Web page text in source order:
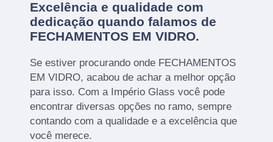
Excelência e qualidade com
dedicação quando falamos de
FECHAMENTOS EM VIDRO.
Se estiver procurando onde FECHAMENTOS
EM VIDRO, acabou de achar a melhor opção
para isso. Com a Império Glass você pode
encontrar diversas opções no ramo, sempre
contando com a qualidade e a excelência que
você merece.